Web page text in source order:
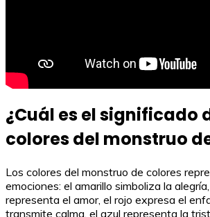
¿Cuál es el significado
colores del monstruo
Los colores del monstruo de colores
emociones: el amarillo simboliza la
representa el amor, el rojo expresa el
transmite calma, el azul representa la